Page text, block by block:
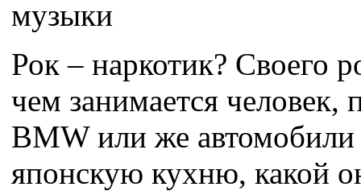
Рок – наркотик? Своего
чем занимается
BMW или же
японскую кухню, какой